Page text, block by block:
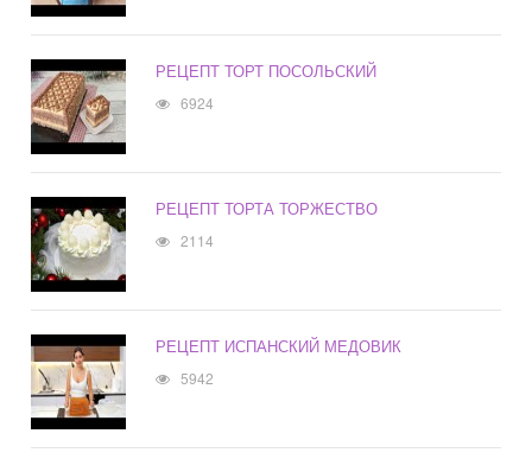
РЕЦЕПТ ТОРТ ПОСОЛЬСКИЙ
6924
РЕЦЕПТ ТОРТА ТОРЖЕСТВО
2114
РЕЦЕПТ ИСПАНСКИЙ МЕДОВИК
5942